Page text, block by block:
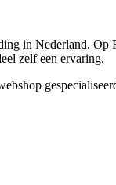
in Nederland.
zelf een ervaring.